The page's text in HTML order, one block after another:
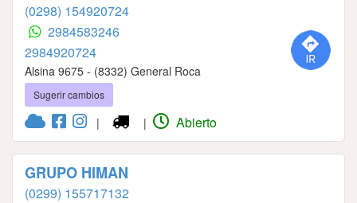
(0298) 154920724
2984583246
2984920724
Alsina 9675 - (8332) General Roca
Sugerir cambios
| | Abierto
GRUPO HIMAN
(0299) 155717132